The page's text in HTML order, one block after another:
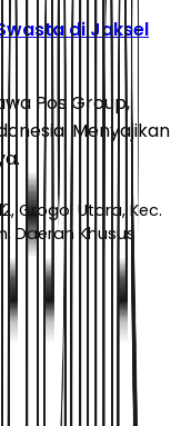
di Jaksel
Pos Group,
Menyajikan
Grogol Utara, Kec.
Daerah Khusus